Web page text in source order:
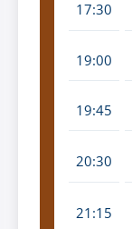
17:30
19:00
19:45
20:30
21:15